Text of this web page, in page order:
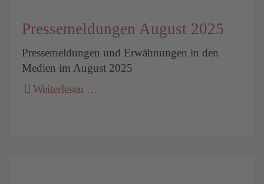
Pressemeldungen August 2025
Pressemeldungen und Erwähnungen in den
Medien im August 2025
Weiterlesen …